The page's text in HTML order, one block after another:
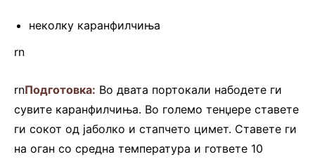
неколку каранфилчиња
rn
rnПодготовка: Во двата портокали набодете ги
сувите каранфилчиња. Во големо тенџере ставете
ги сокот од јаболко и стапчето цимет. Ставете ги
на оган со средна температура и гответе 10